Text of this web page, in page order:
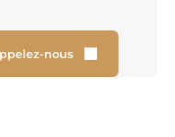
nous